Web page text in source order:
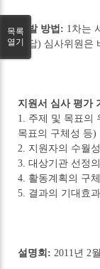
선발 방법: 1차는
응답) 심사위원은
지원서 심사 평가
1. 주제 및 목표의
목표의 구체성 등)
2. 지원자의 수월성
3. 대상기관 선정
4. 활동계획의 구
5. 결과의 기대효
설명회: 2011년 2
목록
열기